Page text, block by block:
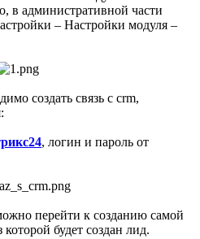
в административной части
– Настройки модуля –
создать связь с crm,
, логин и пароль от
перейти к созданию самой
будет создан лид.